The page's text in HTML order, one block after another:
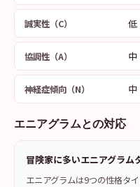
誠実性（C） 低
協調性（A） 中
神経症傾向（N） 中
エニアグラムとの対応
冒険家に多いエニアグラム
エニアグラムは9つの性格タ